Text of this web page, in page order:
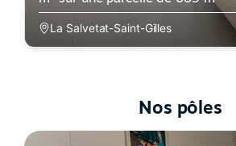
La Salvetat-Saint-Gilles
Nos pôles